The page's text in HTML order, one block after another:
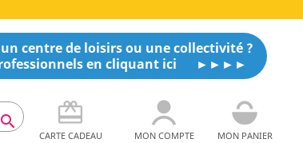
centre de loisirs ou une collectivité ?
en cliquant ici

CARTE CADEAU MON COMPTE MON PANIER